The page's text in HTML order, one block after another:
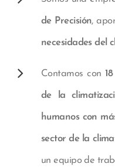
de Precisión,
necesidades del
Contamos con
de la
humanos con
sector de la
un equipo de